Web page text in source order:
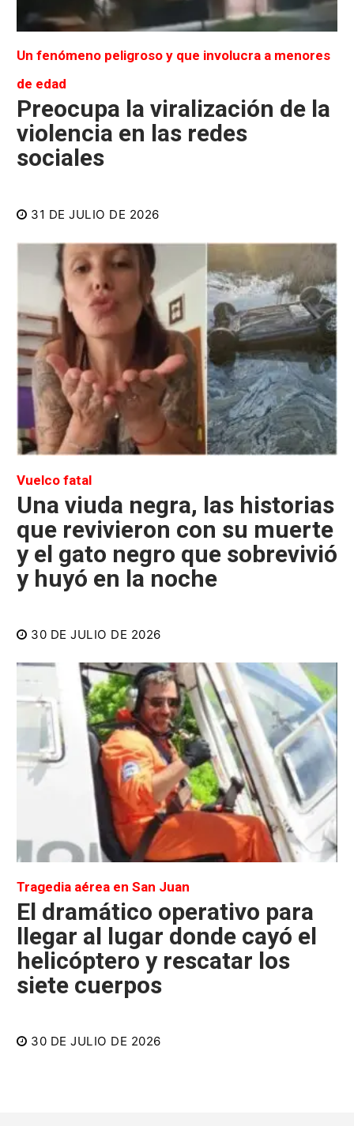
Un fenómeno peligroso y que involucra a menores
de edad
Preocupa la viralización de la
violencia en las redes
sociales
31 DE JULIO DE 2026
Vuelco fatal
Una viuda negra, las historias
que revivieron con su muerte
y el gato negro que sobrevivió
y huyó en la noche
30 DE JULIO DE 2026
Tragedia aérea en San Juan
El dramático operativo para
llegar al lugar donde cayó el
helicóptero y rescatar los
siete cuerpos
30 DE JULIO DE 2026